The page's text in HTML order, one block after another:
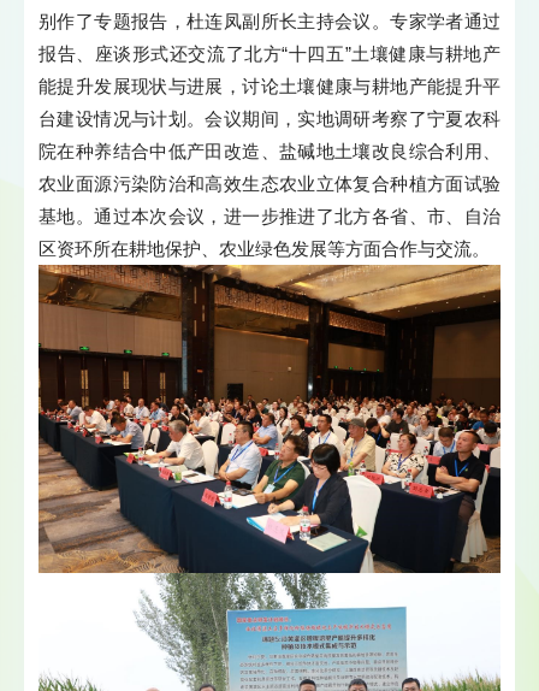
别作了专题报告，杜连凤副所长主持会议。专家学者通过
报告、座谈形式还交流了北方“十四五”土壤健康与耕地产
能提升发展现状与进展，讨论土壤健康与耕地产能提升平
台建设情况与计划。会议期间，实地调研考察了宁夏农科
院在种养结合中低产田改造、盐碱地土壤改良综合利用、
农业面源污染防治和高效生态农业立体复合种植方面试验
基地。通过本次会议，进一步推进了北方各省、市、自治
区资环所在耕地保护、农业绿色发展等方面合作与交流。